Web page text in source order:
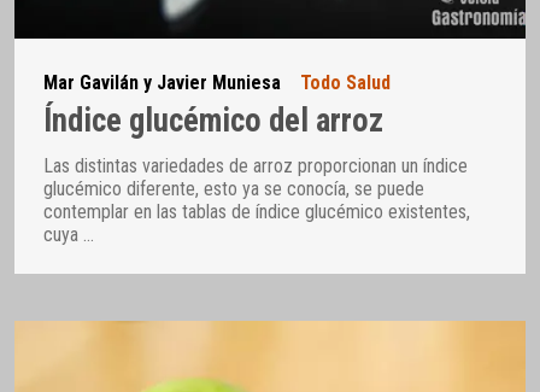
Mar Gavilán y Javier Muniesa Todo Salud
Índice glucémico del arroz
Las distintas variedades de arroz proporcionan un índice
glucémico diferente, esto ya se conocía, se puede
contemplar en las tablas de índice glucémico existentes,
cuya